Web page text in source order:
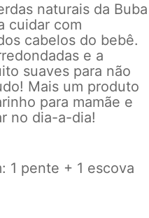
naturais da Buba
cuidar com
cabelos do bebê.
e a
suaves para não
Mais um produto
para mamãe e
no dia-a-dia!
1 pente + 1 escova